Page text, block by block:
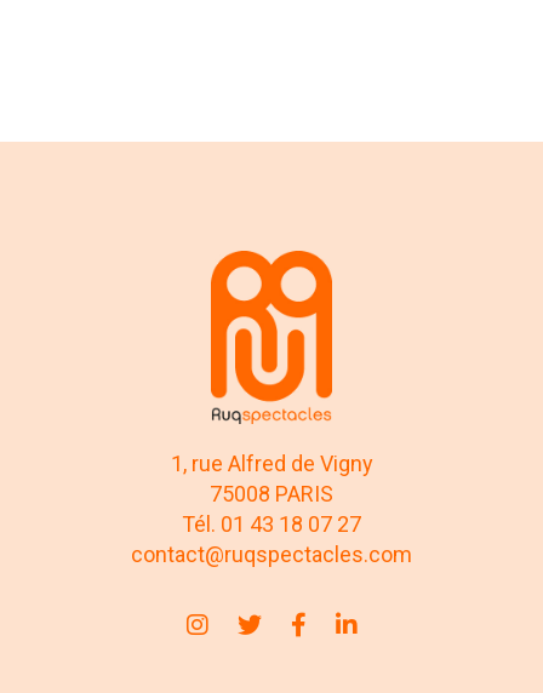
1, rue Alfred de Vigny
75008 PARIS
Tél. 01 43 18 07 27
contact@ruqspectacles.com